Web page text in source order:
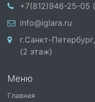
+7(812)946-25-05
info@iglara.ru
г.Санкт-
(2 этаж)
Меню
Главная